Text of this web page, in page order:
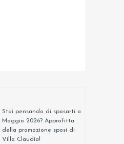
Stai pensando di sposarti a
Maggio 2026? Approfitta
della promozione sposi di
Villa Claudia!